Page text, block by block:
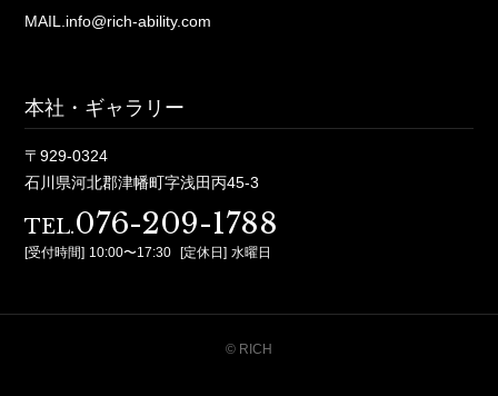
MAIL.info@rich-ability.com
本社・ギャラリー
〒929-0324
石川県河北郡津幡町字浅田丙45-3
TEL.076-209-1788
[受付時間] 10:00〜17:30 [定休日] 水曜日
© RICH